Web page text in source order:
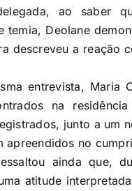
ao saber
temia, Deolane
descreveu a reação
entrevista,
na
junto a um
apreendidos no
ainda que,
atitude